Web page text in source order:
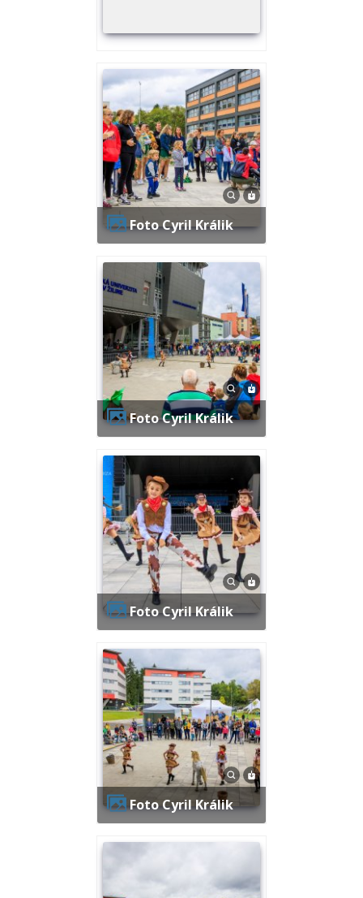
Foto Cyril Králik
Foto Cyril Králik
Foto Cyril Králik
Foto Cyril Králik